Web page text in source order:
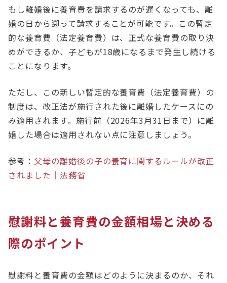
もし離婚後に養育費を請求するのが遅くなっても、離
婚の日から遡って請求することが可能です。この暫定
的な養育費（法定養育費）は、正式な養育費の取り決
めができるか、子どもが18歳になるまで発生し続ける
ことになります。
ただし、この新しい暫定的な養育費（法定養育費）の
制度は、改正法が施行された後に離婚したケースにの
み適用されます。施行前（2026年3月31日まで）に離
婚した場合は適用されない点に注意しましょう。
参考： 父母の離婚後の子の養育に関するルールが改正
されました｜法務省
慰謝料と養育費の金額相場と決める
際のポイント
慰謝料と養育費の金額はどのように決まるのか、それ